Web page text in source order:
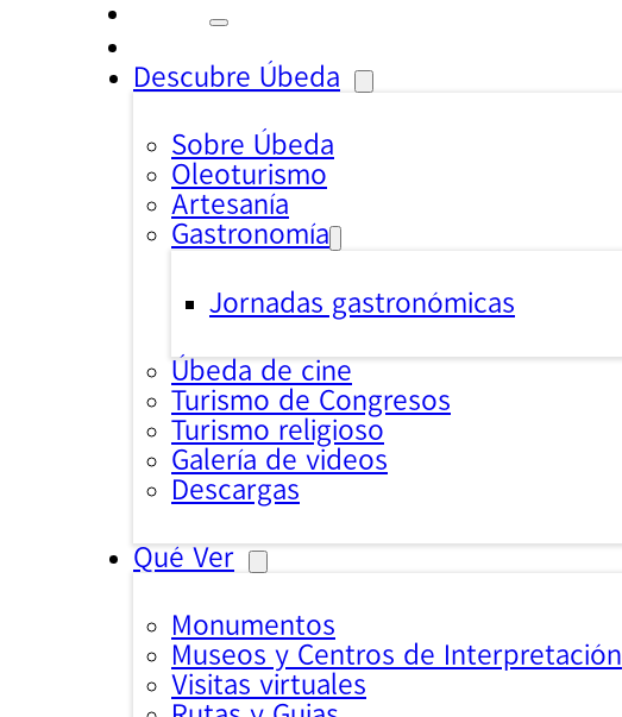
Descubre Úbeda
Sobre Úbeda
Oleoturismo
Artesanía
Gastronomía
Jornadas gastronómicas
Úbeda de cine
Turismo de Congresos
Turismo religioso
Galería de videos
Descargas
Qué Ver
Monumentos
Museos y Centros de Interpretación
Visitas virtuales